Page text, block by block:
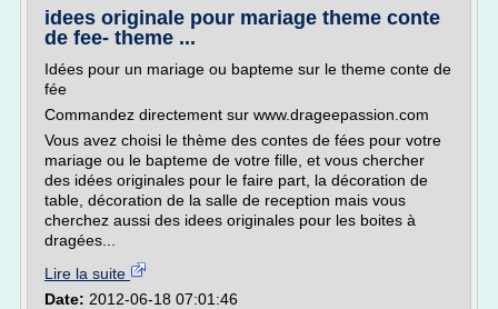
idees originale pour mariage theme conte
de fee- theme ...
Idées pour un mariage ou bapteme sur le theme conte de
fée
Commandez directement sur www.drageepassion.com
Vous avez choisi le thème des contes de fées pour votre
mariage ou le bapteme de votre fille, et vous chercher
des idées originales pour le faire part, la décoration de
table, décoration de la salle de reception mais vous
cherchez aussi des idees originales pour les boites à
dragées...
Lire la suite
Date: 2012-06-18 07:01:46